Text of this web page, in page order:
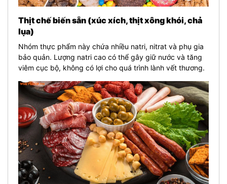
Thịt chế biến sẵn (xúc xích, thịt xông khói, chả
lụa)
Nhóm thực phẩm này chứa nhiều natri, nitrat và phụ gia
bảo quản. Lượng natri cao có thể gây giữ nước và tăng
viêm cục bộ, không có lợi cho quá trình lành vết thương.